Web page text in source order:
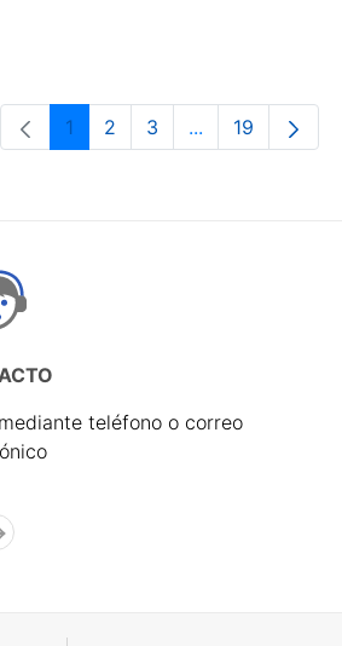
Página
1 Página
2 Página
3 ...PáginasPágina
19
teléfono o correo